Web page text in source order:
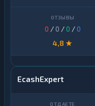
0 / 0 /0 /0
4,8 ★
EcashExpert